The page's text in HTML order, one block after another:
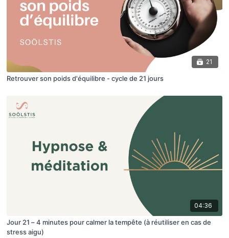
21
Retrouver son poids d'équilibre - cycle de 21 jours
04:36
Jour 21 – 4 minutes pour calmer la tempête (à réutiliser en cas de
stress aigu)